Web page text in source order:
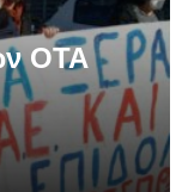
ΟΤΑ